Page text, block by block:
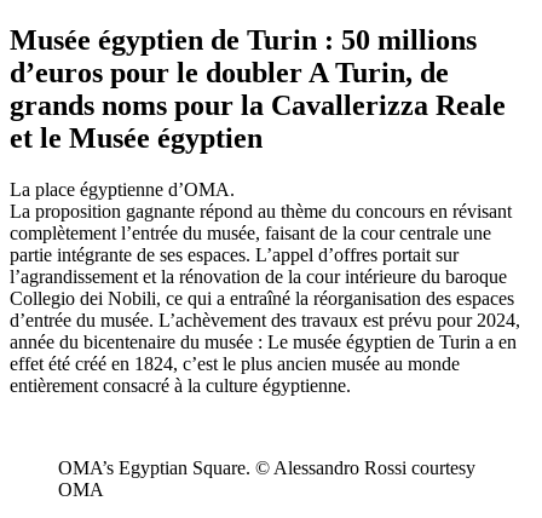
Musée égyptien de Turin : 50 millions
d’euros pour le doubler A Turin, de
grands noms pour la Cavallerizza Reale
et le Musée égyptien
La place égyptienne d’OMA.
La proposition gagnante répond au thème du concours en révisant
complètement l’entrée du musée, faisant de la cour centrale une
partie intégrante de ses espaces. L’appel d’offres portait sur
l’agrandissement et la rénovation de la cour intérieure du baroque
Collegio dei Nobili, ce qui a entraîné la réorganisation des espaces
d’entrée du musée. L’achèvement des travaux est prévu pour 2024,
année du bicentenaire du musée : Le musée égyptien de Turin a en
effet été créé en 1824, c’est le plus ancien musée au monde
entièrement consacré à la culture égyptienne.
OMA’s Egyptian Square. © Alessandro Rossi courtesy
OMA